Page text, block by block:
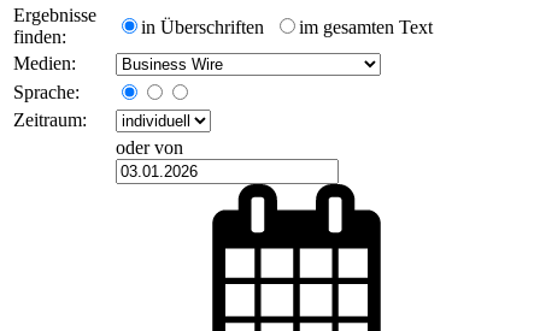
Ergebnisse
finden:
in Überschriften
im gesamten Text
Medien:
Sprache:
Zeitraum:
oder von